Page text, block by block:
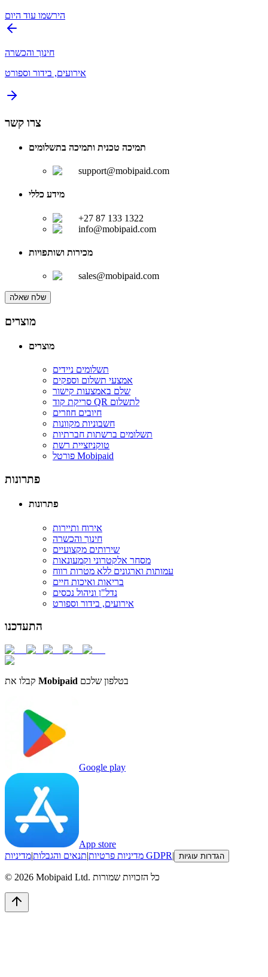
הירשמו עוד היום
חינוך והכשרה
אירועים, בידור וספורט
צרו קשר
תמיכה טכנית ותמיכה בתשלומים
support@mobipaid.com
מידע כללי
+27 87 133 1322
info@mobipaid.com
מכירות ושותפויות
sales@mobipaid.com
שלח שאלה
מוצרים
מוצרים
תשלומים ניידים
אמצעי תשלום וספקים
שלם באמצעות קישור
סריקת קוד QR לתשלום
חיובים חוזרים
חשבוניות מקוונות
תשלומים ברשתות חברתיות
טוקניזציית רשת
פורטל Mobipaid
פתרונות
פתרונות
אירוח ותיירות
חינוך והכשרה
שירותים מקצועיים
מסחר אלקטרוני וקמעונאות
עמותות וארגונים ללא מטרות רווח
בריאות ואיכות חיים
נדל"ן וניהול נכסים
אירועים, בידור וספורט
התעדכנו
Mobipaid בטלפון שלכם
Google play
App store
מדיניות פרטיות|תנאים והגבלות| מדיניות GDPR| הגדרות עוגיות
© 2026 Mobipaid Ltd. כל הזכויות שמורות